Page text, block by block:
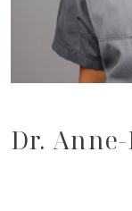
Dr.